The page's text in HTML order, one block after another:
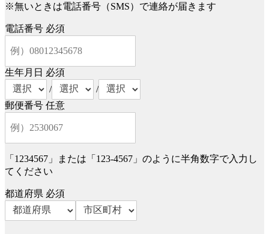
※無いときは電話番号（SMS）で連絡が届きます
電話番号 必須
生年月日 必須
/
/
郵便番号 任意
「1234567」または「123-4567」のように半角数字で入力し
てください
都道府県 必須